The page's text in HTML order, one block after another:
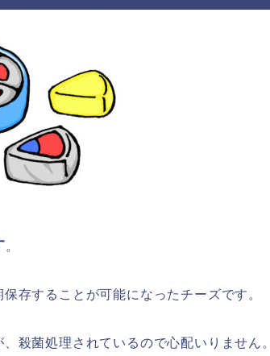
。
存することが可能になったチーズです。
殺菌処理されているので心配いりません。